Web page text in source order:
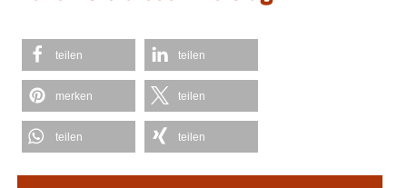
teilen teilen
merken teilen
teilen teilen